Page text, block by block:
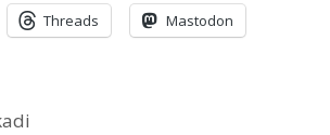
Threads Mastodon